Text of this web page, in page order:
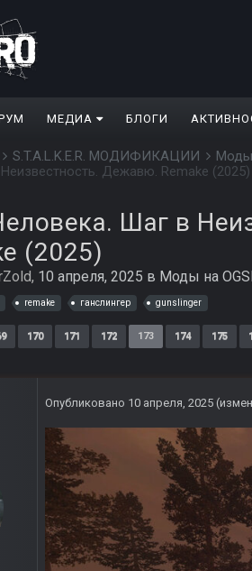
МЕДИА БЛОГИ
S.T.A.L.K.E.R. МОДИФИКАЦИИ
Дежавю. Remake (2025)
Шаг в
(2025)
, 10 апреля, 2025 в Моды на
remake ганслингер gunslinger
170 171 172 173 174 175
Опубликовано 10 апреля, 2025